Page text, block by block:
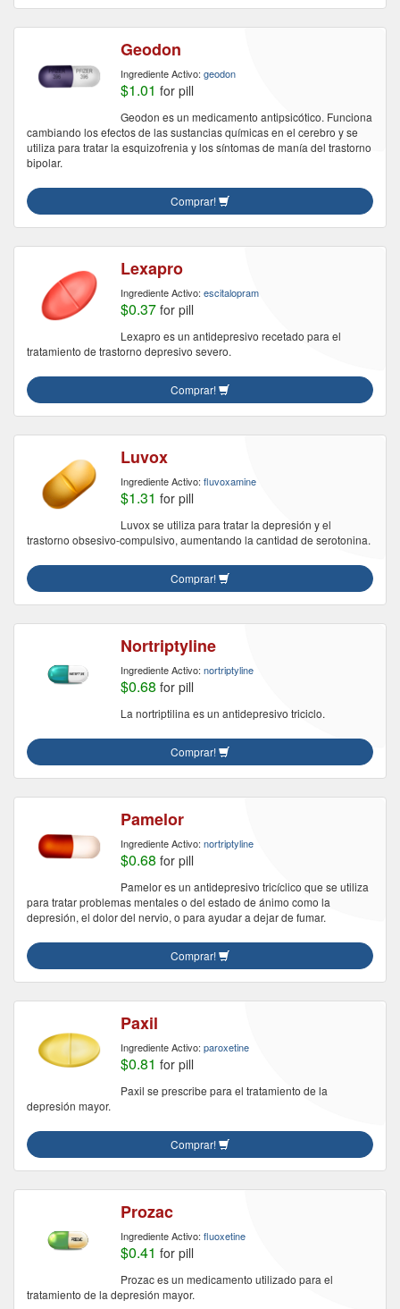
Geodon
Ingrediente Activo: geodon
$1.01 for pill
Geodon es un medicamento antipsicótico. Funciona
cambiando los efectos de las sustancias químicas en el cerebro y se
utiliza para tratar la esquizofrenia y los síntomas de manía del trastorno
bipolar.
Comprar!
Lexapro
Ingrediente Activo: escitalopram
$0.37 for pill
Lexapro es un antidepresivo recetado para el
tratamiento de trastorno depresivo severo.
Comprar!
Luvox
Ingrediente Activo: fluvoxamine
$1.31 for pill
Luvox se utiliza para tratar la depresión y el
trastorno obsesivo-compulsivo, aumentando la cantidad de serotonina.
Comprar!
Nortriptyline
Ingrediente Activo: nortriptyline
$0.68 for pill
La nortriptilina es un antidepresivo triciclo.
Comprar!
Pamelor
Ingrediente Activo: nortriptyline
$0.68 for pill
Pamelor es un antidepresivo tricíclico que se utiliza
para tratar problemas mentales o del estado de ánimo como la
depresión, el dolor del nervio, o para ayudar a dejar de fumar.
Comprar!
Paxil
Ingrediente Activo: paroxetine
$0.81 for pill
Paxil se prescribe para el tratamiento de la
depresión mayor.
Comprar!
Prozac
Ingrediente Activo: fluoxetine
$0.41 for pill
Prozac es un medicamento utilizado para el
tratamiento de la depresión mayor.